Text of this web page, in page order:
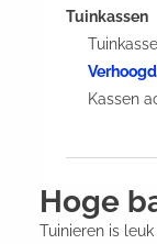
Tuinkassen
Kassen
Hoge
Tuinieren is